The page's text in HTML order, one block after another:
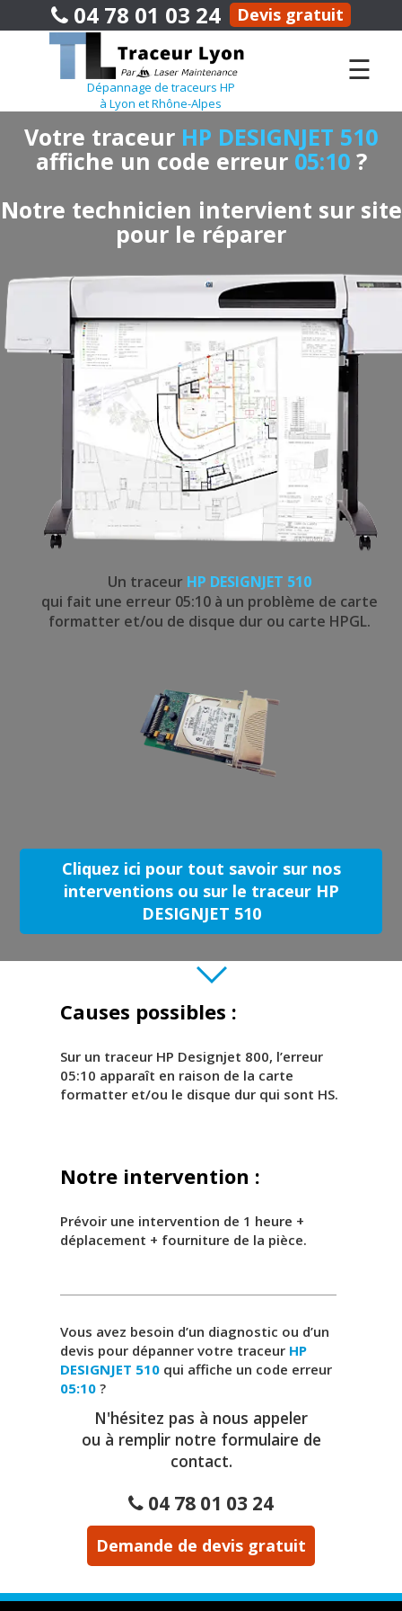
04 78 01 03 24 Devis gratuit
Dépannage de traceurs HP
à Lyon et Rhône-Alpes
☰
Votre traceur HP DESIGNJET 510
affiche un code erreur 05:10?
Notre technicien intervient sur site
pour le réparer
Un traceur HP DESIGNJET 510
qui fait une erreur 05:10 à un problème de carte
formatter et/ou de disque dur ou carte HPGL.
Cliquez ici pour tout savoir sur nos
interventions ou sur le traceur HP
DESIGNJET 510
Causes possibles :
Sur un traceur HP Designjet 800, l’erreur
05:10 apparaît en raison de la carte
formatter et/ou le disque dur qui sont HS.
Notre intervention :
Prévoir une intervention de 1 heure +
déplacement + fourniture de la pièce.
Vous avez besoin d’un diagnostic ou d’un
devis pour dépanner votre traceur HP
DESIGNJET 510 qui affiche un code erreur
05:10 ?
N'hésitez pas à nous appeler
ou à remplir notre formulaire de
contact.
04 78 01 03 24
Demande de devis gratuit